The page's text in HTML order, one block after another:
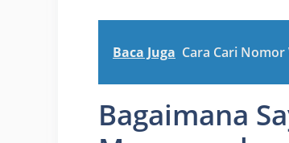
Baca Juga Cara Cari
Bagaimana